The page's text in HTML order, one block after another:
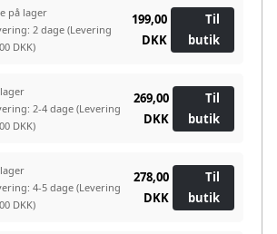
på lager
2 dage (Levering
DKK)
199,00
DKK
Til
butik
2-4 dage(Levering
DKK)
269,00
DKK
Til
butik
4-5 dage(Levering
DKK)
278,00
DKK
Til
butik